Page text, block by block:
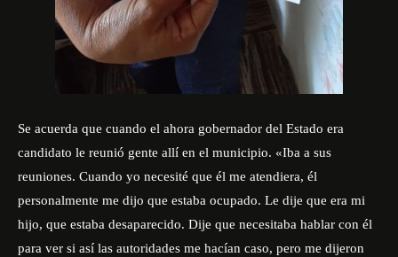
Se acuerda que cuando el ahora gobernador del Estado era
candidato le reunió gente allí en el municipio. «Iba a sus
reuniones. Cuando yo necesité que él me atendiera, él
personalmente me dijo que estaba ocupado. Le dije que era mi
hijo, que estaba desaparecido. Dije que necesitaba hablar con él
para ver si así las autoridades me hacían caso, pero me dijeron